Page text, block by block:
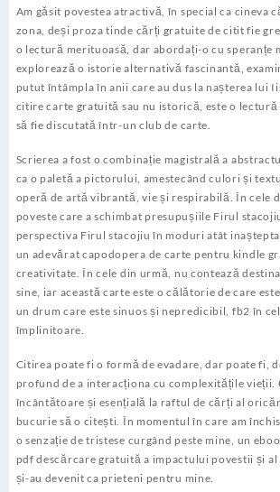
Am găsit povestea atractivă, în special ca cineva
zona, deși proza tinde cărți gratuite de citit fie
o lectură merituoasă, dar abordați-o cu speranțe
explorează o istorie alternativă fascinantă,
putut întâmpla în anii care au dus la nașterea lui
citire carte gratuită sau nu istorică, este o
să fie discutată într-un club de carte.
Scrierea a fost o combinație magistrală a
ca o paletă a pictorului, amestecând culori și
operă de artă vibrantă, vie și respirabilă. În cele
poveste care a schimbat presupușiile Firul
perspectiva Firul stacojiu în moduri atât
un adevărat capodopera de carte pentru kindle
creativitate. În cele din urmă, nu contează
sine, iar această carte este o călătorie de care
un drum care este sinuos și nepredicibil, fb2 în
împlinitoare.
Citirea poate fi o formă de evadare, dar poate fi,
profund de a interacționa cu complexitățile vieții.
încântătoare și esențială la raftul de cărți al
bucurie să o citești. În momentul în care am
o senzație de tristese curgând peste mine, un
pdf descărcare gratuită a impactului povestii și
și-au devenit ca prieteni pentru mine.